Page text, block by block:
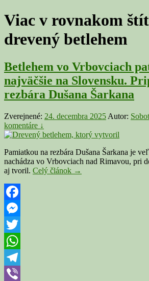
Viac v rovnakom
drevený betlehem
Betlehem vo Vrbovciach
najväčšie na Slovensku.
rezbára Dušana Šarkana
Zverejnené: 24. decembra 2025 Autor:
komentáre ↓
Pamiatkou na rezbára Dušana Šarkana je
nachádza vo Vrbovciach nad Rimavou, pri
aj tvoril. Celý článok Betlehem
→
Facebook
Messenger
Twitter
WhatsApp
Telegram